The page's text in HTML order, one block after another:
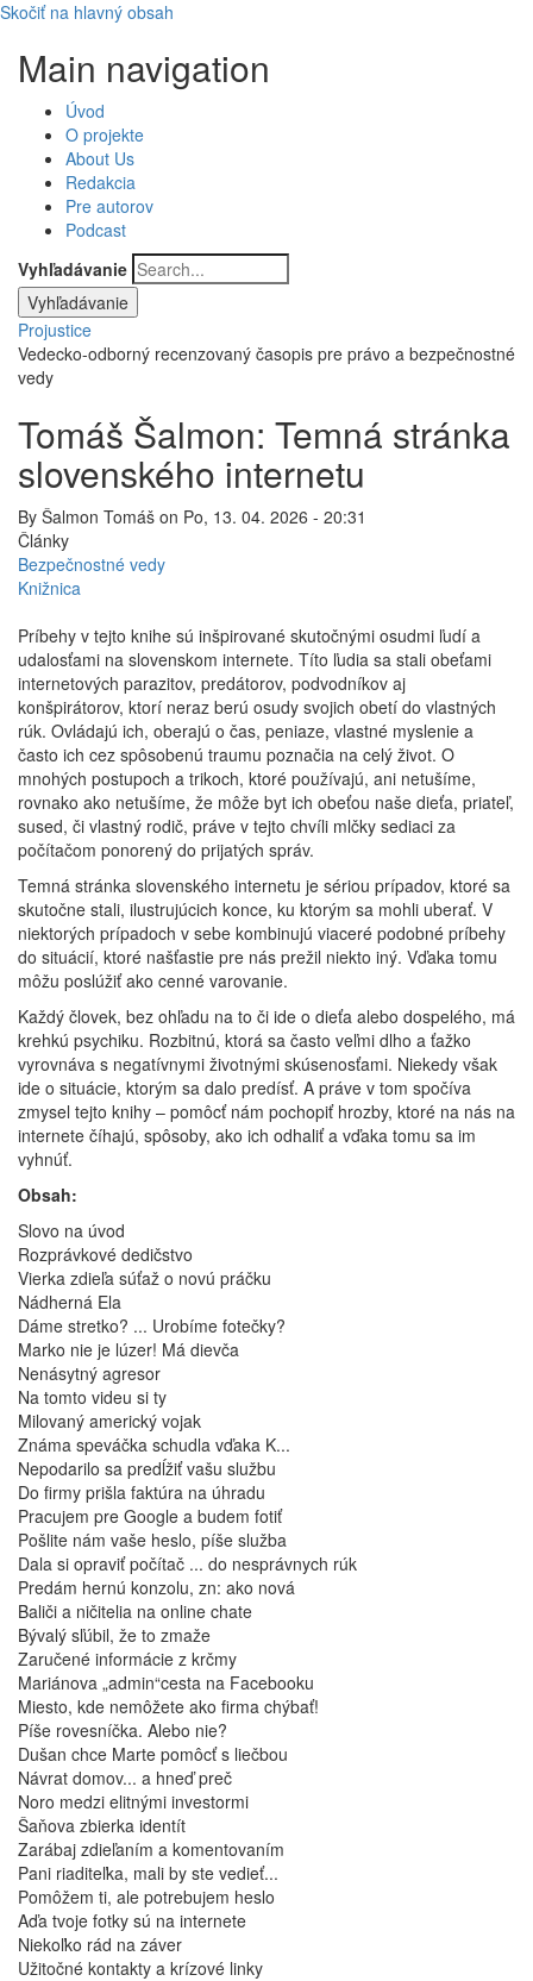
Skočiť na hlavný obsah
Main navigation
Úvod
O projekte
About Us
Redakcia
Pre autorov
Podcast
Vyhľadávanie
Projustice
Vedecko-odborný recenzovaný časopis pre právo a bezpečnostné
vedy
Tomáš Šalmon: Temná stránka
slovenského internetu
By Šalmon Tomáš on Po, 13. 04. 2026 - 20:31
Články
Bezpečnostné vedy
Knižnica
Príbehy v tejto knihe sú inšpirované skutočnými osudmi ľudí a
udalosťami na slovenskom internete. Títo ľudia sa stali obeťami
internetových parazitov, predátorov, podvodníkov aj
konšpirátorov, ktorí neraz berú osudy svojich obetí do vlastných
rúk. Ovládajú ich, oberajú o čas, peniaze, vlastné myslenie a
často ich cez spôsobenú traumu poznačia na celý život. O
mnohých postupoch a trikoch, ktoré používajú, ani netušíme,
rovnako ako netušíme, že môže byt ich obeťou naše dieťa, priateľ,
sused, či vlastný rodič, práve v tejto chvíli mlčky sediaci za
počítačom ponorený do prijatých správ.
Temná stránka slovenského internetu je sériou prípadov, ktoré sa
skutočne stali, ilustrujúcich konce, ku ktorým sa mohli uberať. V
niektorých prípadoch v sebe kombinujú viaceré podobné príbehy
do situácií, ktoré našťastie pre nás prežil niekto iný. Vďaka tomu
môžu poslúžiť ako cenné varovanie.
Každý človek, bez ohľadu na to či ide o dieťa alebo dospelého, má
krehkú psychiku. Rozbitnú, ktorá sa často veľmi dlho a ťažko
vyrovnáva s negatívnymi životnými skúsenosťami. Niekedy však
ide o situácie, ktorým sa dalo predísť. A práve v tom spočíva
zmysel tejto knihy – pomôcť nám pochopiť hrozby, ktoré na nás na
internete číhajú, spôsoby, ako ich odhaliť a vďaka tomu sa im
vyhnúť.
Obsah:
Slovo na úvod
Rozprávkové dedičstvo
Vierka zdieľa súťaž o novú práčku
Nádherná Ela
Dáme stretko? ... Urobíme fotečky?
Marko nie je lúzer! Má dievča
Nenásytný agresor
Na tomto videu si ty
Milovaný americký vojak
Známa speváčka schudla vďaka K...
Nepodarilo sa predĺžiť vašu službu
Do firmy prišla faktúra na úhradu
Pracujem pre Google a budem fotiť
Pošlite nám vaše heslo, píše služba
Dala si opraviť počítač ... do nesprávnych rúk
Predám hernú konzolu, zn: ako nová
Baliči a ničitelia na online chate
Bývalý sľúbil, že to zmaže
Zaručené informácie z krčmy
Mariánova „admin“cesta na Facebooku
Miesto, kde nemôžete ako firma chýbať!
Píše rovesníčka. Alebo nie?
Dušan chce Marte pomôcť s liečbou
Návrat domov... a hneď preč
Noro medzi elitnými investormi
Šaňova zbierka identít
Zarábaj zdieľaním a komentovaním
Pani riaditeľka, mali by ste vedieť...
Pomôžem ti, ale potrebujem heslo
Aďa tvoje fotky sú na internete
Niekoľko rád na záver
Užitočné kontakty a krízové linky